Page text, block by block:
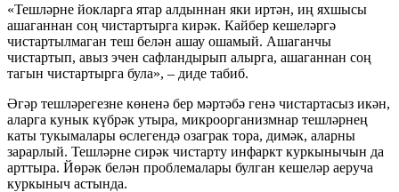
«Тешләрне йокларга ятар алдыннан яки иртән, иң яхшысы
ашаганнан соң чистартырга кирәк. Кайбер кешеләргә
чистартылмаган теш белән ашау ошамый. Ашаганчы
чистартып, авыз эчен сафландырып алырга, ашаганнан соң
тагын чистартырга була», – диде табиб.
Әгәр тешләрегезне көненә бер мәртәбә генә чистартасыз икән,
аларга кунык күбрәк утыра, микроорганизмнар тешләрнең
каты тукымалары өслегендә озаграк тора, димәк, аларны
зарарлый. Тешләрне сирәк чистарту инфаркт куркынычын да
арттыра. Йөрәк белән проблемалары булган кешеләр аеруча
куркыныч астында.